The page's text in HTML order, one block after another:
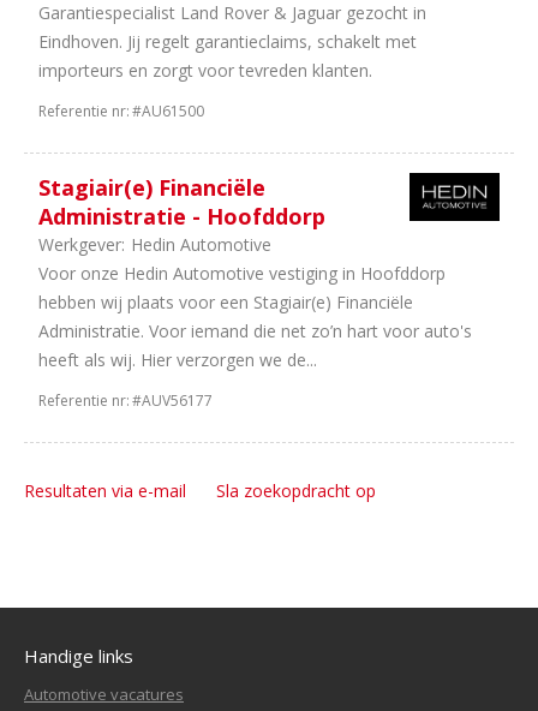
Garantiespecialist Land Rover & Jaguar gezocht in
Eindhoven. Jij regelt garantieclaims, schakelt met
importeurs en zorgt voor tevreden klanten.
Referentie nr:#AU61500
Stagiair(e) Financiële
Administratie - Hoofddorp
Werkgever: Hedin Automotive
Voor onze Hedin Automotive vestiging in Hoofddorp
hebben wij plaats voor een Stagiair(e) Financiële
Administratie. Voor iemand die net zo’n hart voor auto's
heeft als wij. Hier verzorgen we de...
Referentie nr:#AUV56177
Resultaten via e-mail Sla zoekopdracht op
Handige links
Automotive vacatures